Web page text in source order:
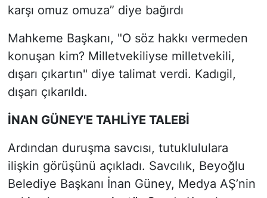
karşı omuz omuza” diye bağırdı
Mahkeme Başkanı, "O söz hakkı vermeden
konuşan kim? Milletvekiliyse milletvekili,
dışarı çıkartın" diye talimat verdi. Kadıgil,
dışarı çıkarıldı.
İNAN GÜNEY'E TAHLİYE TALEBİ
Ardından duruşma savcısı, tutuklululara
ilişkin görüşünü açıkladı. Savcılık, Beyoğlu
Belediye Başkanı İnan Güney, Medya AŞ’nin